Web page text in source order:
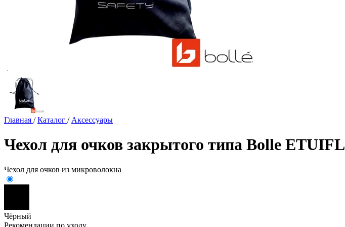
Главная / Каталог / Аксессуары
Чехол для очков закрытого типа Bolle ETUIFL
Чехол для очков из микроволокна
Чёрный
Рекомендации по уходу